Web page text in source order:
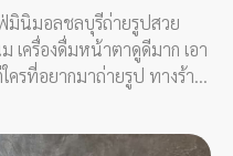
มินิมอลชลบุรีถ่ายรูปสวย
เครื่องดื่มหน้าตาดูดีมาก เอา
ใครที่อยากมาถ่ายรูป ทางร้าน